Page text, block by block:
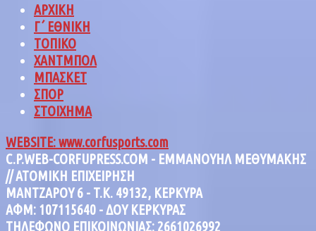
ΑΡΧΙΚΗ
Γ΄ ΕΘΝΙΚΗ
ΤΟΠΙΚΟ
ΧΑΝΤΜΠΟΛ
ΜΠΑΣΚΕΤ
ΣΠΟΡ
ΣΤΟΙΧΗΜΑ
WEBSITE: www.corfusports.com
C.P.WEB-CORFUPRESS.COM - ΕΜΜΑΝΟΥΗΛ ΜΕΘΥΜΑΚΗΣ
// ΑΤΟΜΙΚΗ ΕΠΙΧΕΙΡΗΣΗ
MANTZAΡΟΥ 6 - T.K. 49132, ΚΕΡΚΥΡΑ
ΑΦΜ: 107115640 - ΔΟΥ ΚΕΡΚΥΡΑΣ
ΤΗΛΕΦΩΝΟ ΕΠΙΚΟΙΝΩΝΙΑΣ: 2661026992